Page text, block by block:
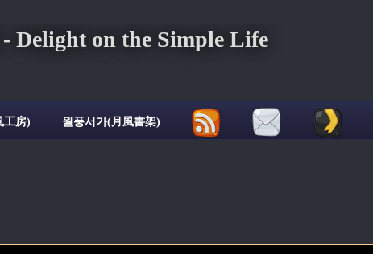
Delight on the Simple Life
工房) 월풍서가(月風書架)